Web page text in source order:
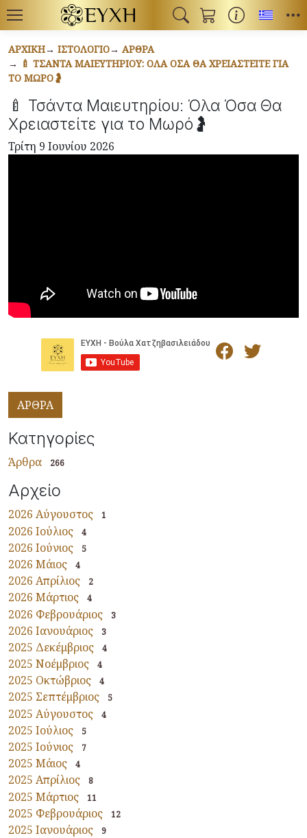
ΑΡΧΙΚΉ ΙΣΤΟΛΌΓΙΟ
ΆΡΘΡΑ
🍼 ΤΣΆΝΤΑ ΜΑΙΕΥΤΗΡΊΟΥ: ΌΛΑ ΌΣΑ ΘΑ ΧΡΕΙΑΣΤΕΊΤΕ ΓΙΑ
ΤΟ ΜΩΡΌ🤰
🍼 Τσάντα Μαιευτηρίου: Όλα Όσα Θα
Χρειαστείτε για το Μωρό🤰
Τρίτη 9 Ιουνίου 2026
ΑΡΘΡΑ
Κατηγορίες
Άρθρα 266
Αρχείο
2026 Αύγουστος 1
2026 Ιούλιος 4
2026 Ιούνιος 5
2026 Μάιος 4
2026 Απρίλιος 2
2026 Μάρτιος 4
2026 Φεβρουάριος 3
2026 Ιανουάριος 3
2025 Δεκέμβριος 4
2025 Νοέμβριος 4
2025 Οκτώβριος 4
2025 Σεπτέμβριος 5
2025 Αύγουστος 4
2025 Ιούλιος 5
2025 Ιούνιος 7
2025 Μάιος 4
2025 Απρίλιος 8
2025 Μάρτιος 11
2025 Φεβρουάριος 12
2025 Ιανουάριος 9